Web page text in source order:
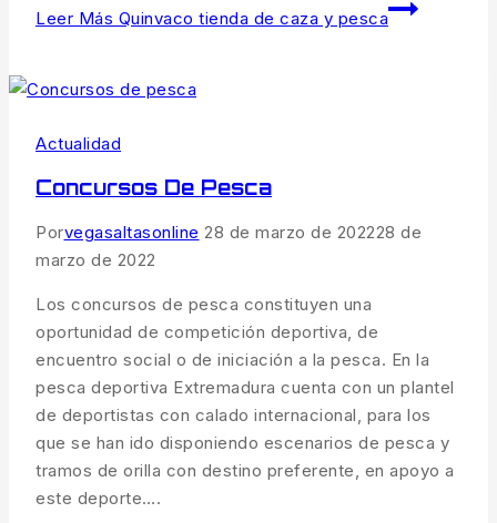
Leer Más Quinvaco tienda de caza y pesca
Actualidad
Concursos De Pesca
Porvegasaltasonline 28 de marzo de 202228 de
marzo de 2022
Los concursos de pesca constituyen una
oportunidad de competición deportiva, de
encuentro social o de iniciación a la pesca. En la
pesca deportiva Extremadura cuenta con un plantel
de deportistas con calado internacional, para los
que se han ido disponiendo escenarios de pesca y
tramos de orilla con destino preferente, en apoyo a
este deporte….